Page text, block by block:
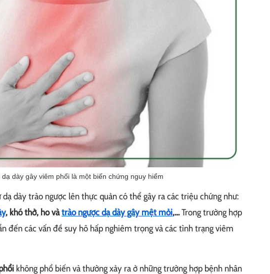
dày gây viêm phổi là một biến chứng nguy hiểm
dày trào ngược lên thực quản có thể gây ra các triệu chứng như:
, khó thở, ho vàtrào ngược dạ dày gây mệt mỏi,…Trong trường hợp
đến các vấn đề suy hô hấp nghiêm trọng và các tình trạng viêm
không phổ biến và thường xảy ra ở những trường hợp bệnh nhân